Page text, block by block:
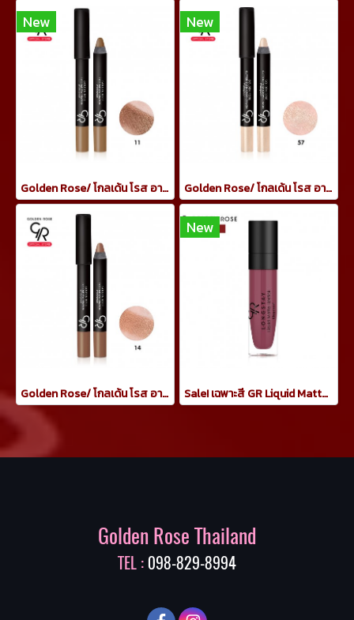
New
Golden Rose/ โกลเด้น โรส อายแชโดว์ เครยอน กันน้ำ 3.5 กรัม ทาเปลือกตา สีน้ำตาลเข้ม
New
Golden Rose/ โกลเด้น โรส อายแชโดว์ เครยอน กันน้ำ 3.5 กรัม ทาเปลือกตา กลิตเตอร์สีทอง
Golden Rose/ โกลเด้น โรส อายแชโดว์ เครยอน กันน้ำ 3.5 กรัม ทาเปลือกตา สีน้ำตาล copper
New
Sale! เฉพาะสี GR Liquid Matte Lipstick 21 ลิปจิ้มจุ่มแมท
Golden Rose Thailand
TEL : 098-829-8994